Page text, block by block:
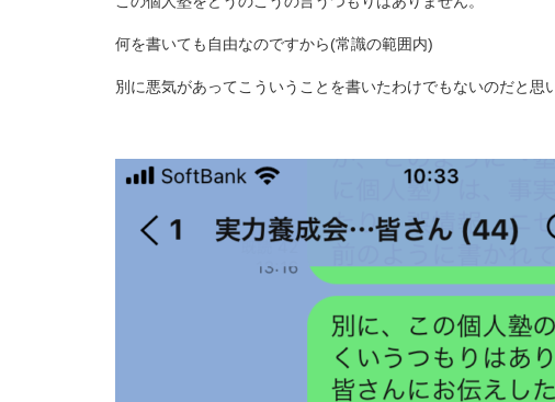
何を書いても自由なのですから(常識の範囲内)
別に悪気があってこういうことを書いたわけでもないのだと思